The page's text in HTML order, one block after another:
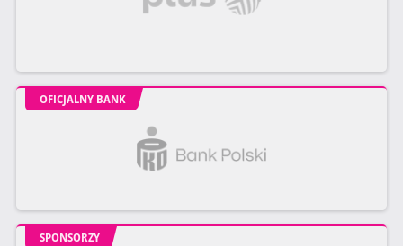
OFICJALNY BANK
SPONSORZY